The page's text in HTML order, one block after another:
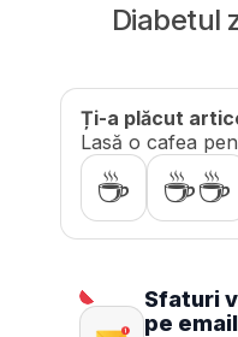
Diabetul
Ți-a plăcut
Lasă o cafea
☕ ☕☕
Sfaturi
pe email